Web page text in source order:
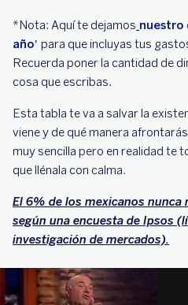
*Nota: Aquí te dejamos nuestro
año’ para que incluyas tus
Recuerda poner la cantidad de
cosa que escribas.
Esta tabla te va a salvar la
viene y de qué manera
muy sencilla pero en realidad te
que llénala con calma.
El 6% de los mexicanos nunca
según una encuesta de Ipsos
investigación de mercados).